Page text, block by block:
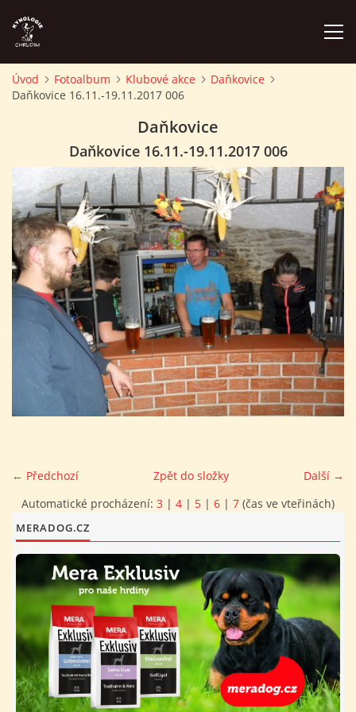
ÚVOD
PLÁN AKCÍ
ZÁVODY A PROPOZICE
PSÍ AKADEMIE
PŘÍSPĚVKY A POPLATKY
KONTAKTY KK
FOTOALBUM
O NÁS - HISTORIE A SOUČASNOST
AVZO TSČ ČR CHRUDIM P.S.
VÝBOR KK
Úvod Fotoalbum Klubové akce
Daňkovice
Daňkovice 16.11.-19.11.2017 006
Daňkovice
Daňkovice 16.11.-19.11.2017 006
← Předchozí Další →
Zpět do složky
Automatické procházení: 3 | 4 | 5 | 6 | 7 (čas ve vteřinách)
MERADOG.CZ